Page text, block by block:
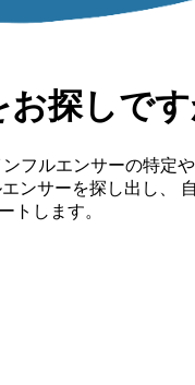
探しです
フルエンサーの特
サーを探し出し、
トします。